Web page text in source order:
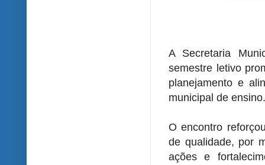
A Secretaria
semestre letivo
planejamento e
municipal de ensino.
O encontro
de qualidade, por
ações e